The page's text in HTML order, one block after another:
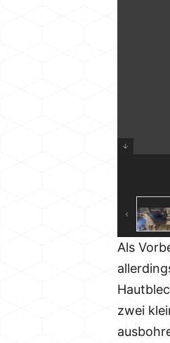
Als
zwei